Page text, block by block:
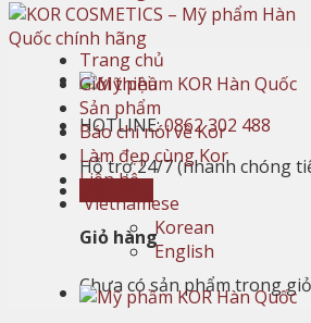
HOTLINE:0862 302 488
Hỗ trợ 24/7 (nhanh chóng
Giỏ hàng
Chưa có sản phẩm trong
Trang chủ
Giới thiệu
Sản phẩm
Báo chí nói về Kor
Làm đẹp cùng Kor
Liên hệ
Vietnamese
Korean
English